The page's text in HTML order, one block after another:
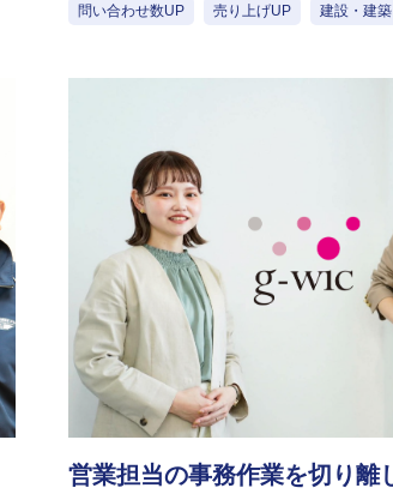
問い合わせ数UP 売り上げUP 建設・建築
営業担当の事務作業を切り離